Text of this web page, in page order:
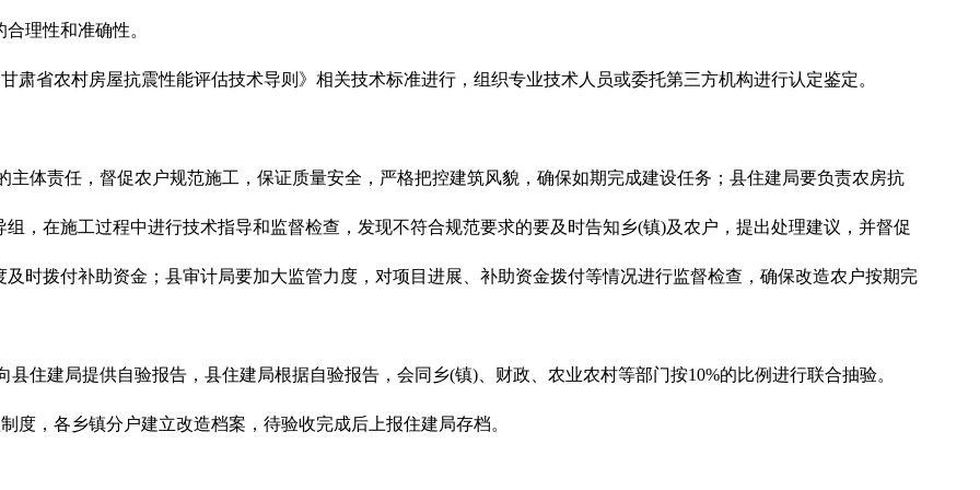
理性和准确性。
肃省农村房屋抗震性能评估技术导则》相关技术标准进行，组织专业技术人员或委托第三方机构进行认定鉴定。
体责任，督促农户规范施工，保证质量安全，严格把控建筑风貌，确保如期完成建设任务；县住建局要负责农房抗
，在施工过程中进行技术指导和监督检查，发现不符合规范要求的要及时告知乡(镇)及农户，提出处理建议，并督促
时拨付补助资金；县审计局要加大监管力度，对项目进展、补助资金拨付等情况进行监督检查，确保改造农户按期完
住建局提供自验报告，县住建局根据自验报告，会同乡(镇)、财政、农业农村等部门按10%的比例进行联合抽验。
度，各乡镇分户建立改造档案，待验收完成后上报住建局存档。